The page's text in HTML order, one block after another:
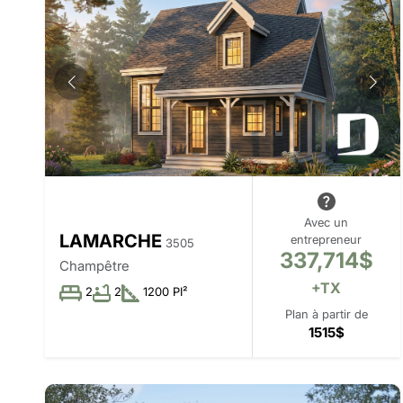
LAMARCHE 3505
Champêtre
2 2 1200 PI²
Avec un
entrepreneur
337,714$
+TX
Plan à partir de
1515$